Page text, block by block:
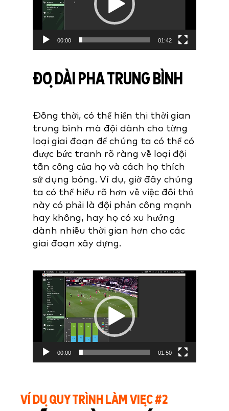
00:00 01:42
ĐỘ DÀI PHA TRUNG BÌNH
Đồng thời, có thể hiển thị thời gian
trung bình mà đội dành cho từng
loại giai đoạn để chúng ta có thể có
được bức tranh rõ ràng về loại đội
tấn công của họ và cách họ thích
sử dụng bóng. Ví dụ, giờ đây chúng
ta có thể hiểu rõ hơn về việc đối thủ
này có phải là đội phản công mạnh
hay không, hay họ có xu hướng
dành nhiều thời gian hơn cho các
giai đoạn xây dựng.
Video
Player
00:00 01:50
VÍ DỤ QUY TRÌNH LÀM VIỆC #2